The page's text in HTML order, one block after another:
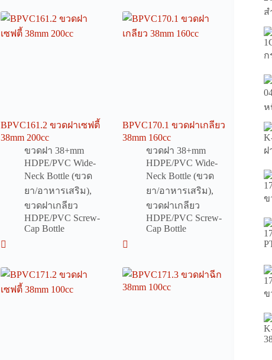
BPVC161.2 ขวดฝาเซฟตี้
38mm 200cc
ขวดฝา 38+mm
HDPE/PVC Wide-
Neck Bottle (ขวด
ยา/อาหารเสริม),
ขวดฝาเกลียว
HDPE/PVC Screw-
Cap Bottle
BPVC170.1 ขวดฝาเกลียว
38mm 160cc
ขวดฝา 38+mm
HDPE/PVC Wide-
Neck Bottle (ขวด
ยา/อาหารเสริม),
ขวดฝาเกลียว
HDPE/PVC Screw-
Cap Bottle